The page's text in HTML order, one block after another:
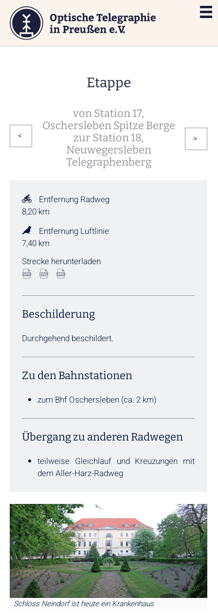
Etappe
<
von Station 17,
Oschersleben Spitze Berge
zur Station 18,
Neuwegersleben
Telegraphenberg
>
Entfernung Radweg
8,20 km
Entfernung Luftlinie
7,40 km
Strecke herunterladen
Beschilderung
Durchgehend beschildert.
Zu den Bahnstationen
zum Bhf Oschersleben (ca. 2 km)
Übergang zu anderen Radwegen
teilweise Gleichlauf und Kreuzungen mit
dem Aller-Harz-Radweg
Schloss Neindorf ist heute ein Krankenhaus